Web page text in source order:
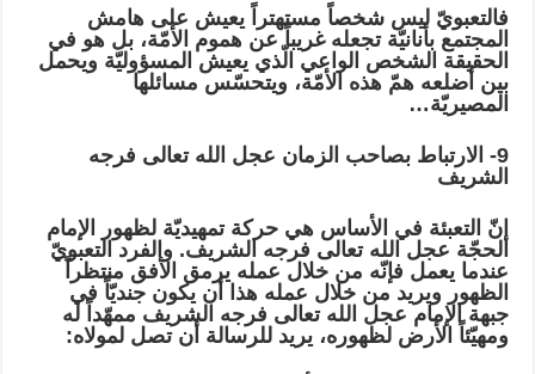
فالتعبويّ ليس شخصاً مستهتراً يعيش على هامش
المجتمع بأنانيّة تجعله غريباً عن هموم الأمّة، بل هو في
الحقيقة الشخص الواعي الّذي يعيش المسؤوليّة ويحمل
بين أضلعه همّ هذه الأمّة، ويتحسّس مسائلها
المصيريّة…
9- الارتباط بصاحب الزمان عجل الله تعالى فرجه
الشريف
إنّ التعبئة في الأساس هي حركة تمهيديّة لظهور الإمام
الحجّة عجل الله تعالى فرجه الشريف. والفرد التعبويّ
عندما يعمل فإنّه من خلال عمله يرمق الأفق منتظراً
الظهور ويريد من خلال عمله هذا أن يكون جنديّاً في
جبهة الإمام عجل الله تعالى فرجه الشريف ممهّداً له
ومهيّئاً الأرض لظهوره، يريد للرسالة أن تصل لمولاه: